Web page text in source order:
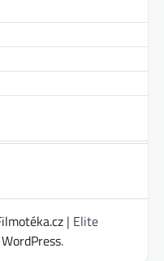
| Elite
WordPress.